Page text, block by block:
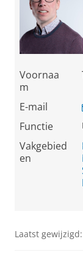
Voornaa
m
E-mail
Functie
Vakgebied
en
Laatst gewijzigd: